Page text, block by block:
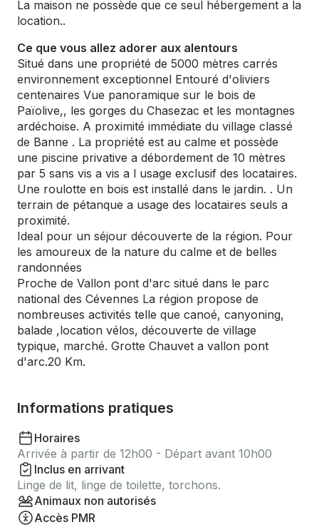
La maison ne possède que ce seul hébergement a la
location..
Ce que vous allez adorer aux alentours
Situé dans une propriété de 5000 mètres carrés
environnement exceptionnel Entouré d'oliviers
centenaires Vue panoramique sur le bois de
Païolive,, les gorges du Chasezac et les montagnes
ardéchoise. A proximité immédiate du village classé
de Banne . La propriété est au calme et possède
une piscine privative a débordement de 10 mètres
par 5 sans vis a vis a l usage exclusif des locataires.
Une roulotte en bois est installé dans le jardin. . Un
terrain de pétanque a usage des locataires seuls a
proximité.
Ideal pour un séjour découverte de la région. Pour
les amoureux de la nature du calme et de belles
randonnées
Proche de Vallon pont d'arc situé dans le parc
national des Cévennes La région propose de
nombreuses activités telle que canoé, canyoning,
balade ,location vélos, découverte de village
typique, marché. Grotte Chauvet a vallon pont
d'arc.20 Km.
Informations pratiques
Horaires
Arrivée à partir de 12h00 - Départ avant 10h00
Inclus en arrivant
Linge de lit, linge de toilette, torchons.
Animaux non autorisés
Accès PMR